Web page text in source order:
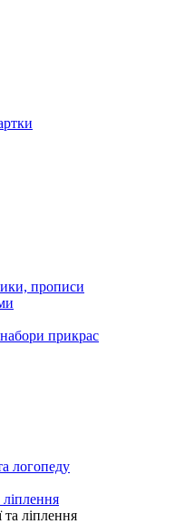
прописи
прикрас
логопеду
ліплення